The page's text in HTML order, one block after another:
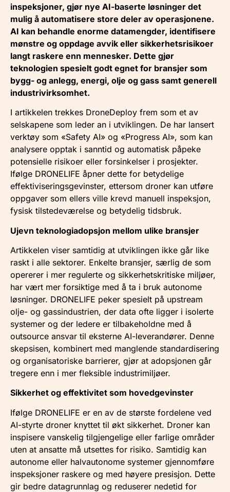
inspeksjoner, gjør nye AI-baserte løsninger det
mulig å automatisere store deler av operasjonene.
AI kan behandle enorme datamengder, identifisere
mønstre og oppdage avvik eller sikkerhetsrisikoer
langt raskere enn mennesker. Dette gjør
teknologien spesielt godt egnet for bransjer som
bygg- og anlegg, energi, olje og gass samt generell
industrivirksomhet.
I artikkelen trekkes DroneDeploy frem som et av
selskapene som leder an i utviklingen. De har lansert
verktøy som «Safety AI» og «Progress AI», som kan
analysere opptak i sanntid og automatisk påpeke
potensielle risikoer eller forsinkelser i prosjekter.
Ifølge DRONELIFE åpner dette for betydelige
effektiviseringsgevinster, ettersom droner kan utføre
oppgaver som ellers ville krevd manuell inspeksjon,
fysisk tilstedeværelse og betydelig tidsbruk.
Ujevn teknologiadopsjon mellom ulike bransjer
Artikkelen viser samtidig at utviklingen ikke går like
raskt i alle sektorer. Enkelte bransjer, særlig de som
opererer i mer regulerte og sikkerhetskritiske miljøer,
har vært mer forsiktige med å ta i bruk autonome
løsninger. DRONELIFE peker spesielt på upstream
olje- og gassindustrien, der data ofte ligger i isolerte
systemer og der ledere er tilbakeholdne med å
outsource ansvar til eksterne AI-leverandører. Denne
skepsisen, kombinert med manglende standardisering
og organisatoriske barrierer, gjør at adopsjonen går
tregere enn i mer fleksible industrimiljøer.
Sikkerhet og effektivitet som hovedgevinster
Ifølge DRONELIFE er en av de største fordelene ved
AI-styrte droner knyttet til økt sikkerhet. Droner kan
inspisere vanskelig tilgjengelige eller farlige områder
uten at ansatte må utsettes for risiko. Samtidig kan
autonome eller halvautonome systemer gjennomføre
inspeksjoner raskere og med høyere presisjon. Dette
gir bedre datagrunnlag og reduserer nedetid for